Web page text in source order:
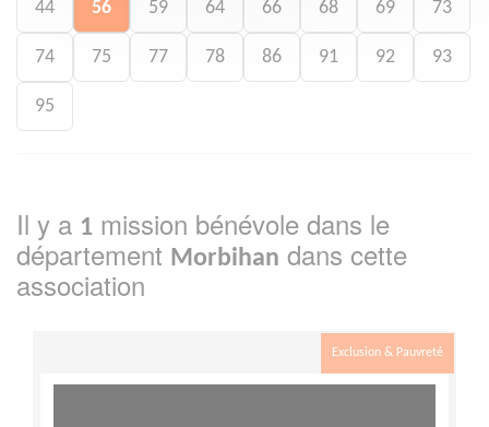
44 56 59 64 66 68 69 73
74 75 77 78 86 91 92 93
95
Il y a 1 mission bénévole dans le
département Morbihan dans cette
association
Exclusion & Pauvreté